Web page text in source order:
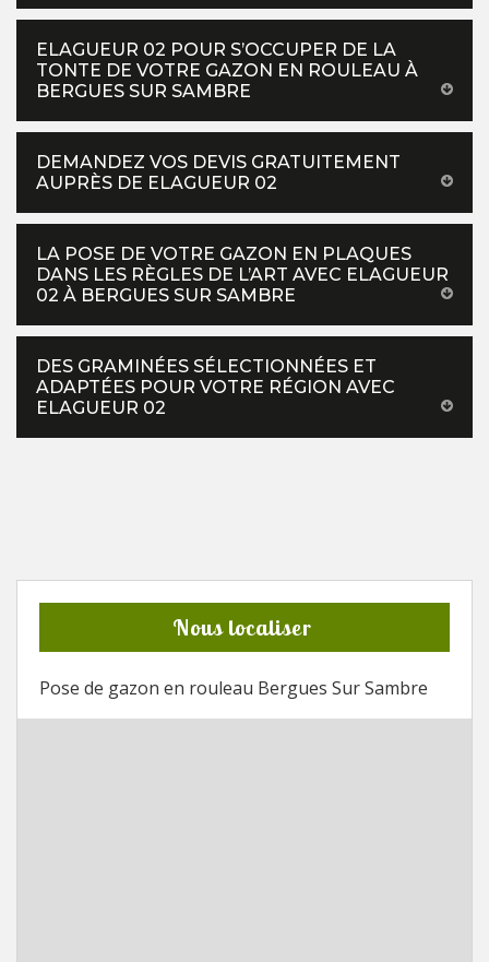
ELAGUEUR 02 POUR S’OCCUPER DE LA
TONTE DE VOTRE GAZON EN ROULEAU À
BERGUES SUR SAMBRE
DEMANDEZ VOS DEVIS GRATUITEMENT
AUPRÈS DE ELAGUEUR 02
LA POSE DE VOTRE GAZON EN PLAQUES
DANS LES RÈGLES DE L’ART AVEC ELAGUEUR
02 À BERGUES SUR SAMBRE
DES GRAMINÉES SÉLECTIONNÉES ET
ADAPTÉES POUR VOTRE RÉGION AVEC
ELAGUEUR 02
Nous localiser
Pose de gazon en rouleau Bergues Sur Sambre